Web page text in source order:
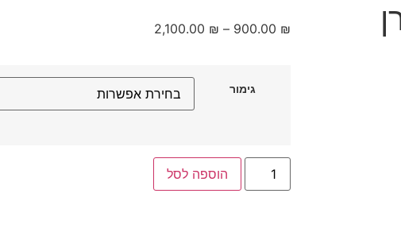
900.00 ₪
–
2,100.00 ₪
גימור
הוספה לסל